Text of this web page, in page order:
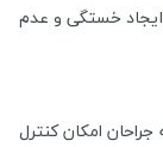
خستگی و عدم
امکان کنترل